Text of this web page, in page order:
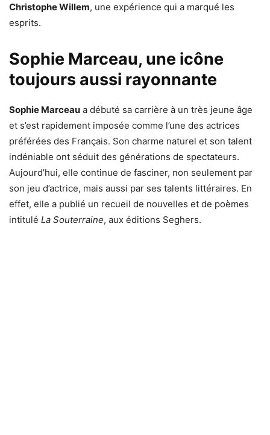
Christophe Willem, une expérience qui a marqué les
esprits.
Sophie Marceau, une icône
toujours aussi rayonnante
Sophie Marceau a débuté sa carrière à un très jeune âge
et s’est rapidement imposée comme l’une des actrices
préférées des Français. Son charme naturel et son talent
indéniable ont séduit des générations de spectateurs.
Aujourd’hui, elle continue de fasciner, non seulement par
son jeu d’actrice, mais aussi par ses talents littéraires. En
effet, elle a publié un recueil de nouvelles et de poèmes
intitulé La Souterraine, aux éditions Seghers.